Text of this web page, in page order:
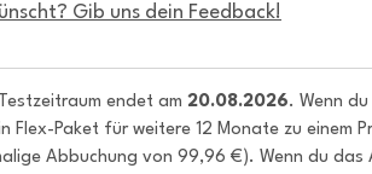
Gib uns dein Feedback!
endet am 20.08.2026. Wenn
Flex-Paket für weitere 12 Monate zu einem
Abbuchung von 99,96 €). Wenn du das